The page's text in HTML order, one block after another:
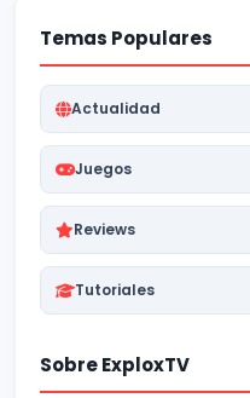
Temas Populares
Actualidad
Juegos
Reviews
Tutoriales
Sobre ExploxTV